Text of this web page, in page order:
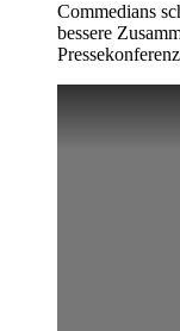
Commedians
bessere